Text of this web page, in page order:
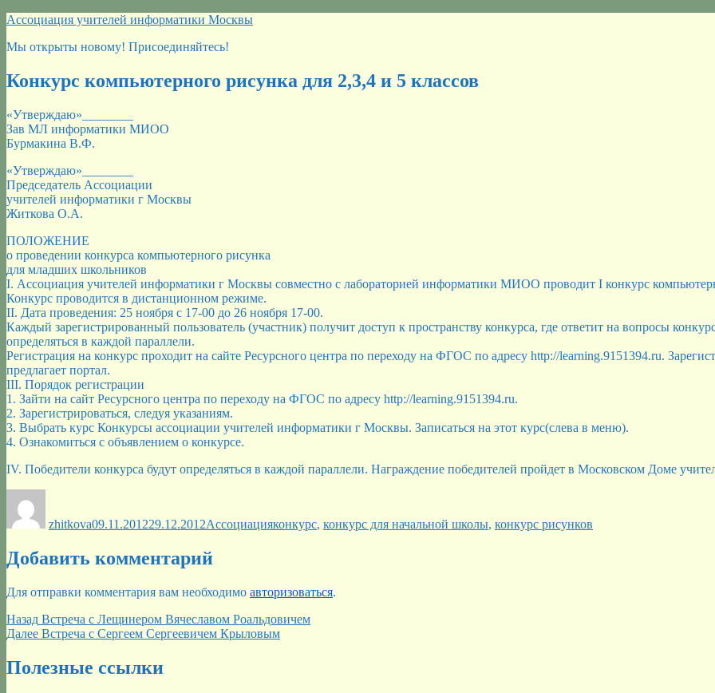
Перейти
содержимому
Ассоциация учителей информатики Москвы
Мы открыты новому! Присоединяйтесь!
Конкурс компьютерного рисунка для 2,3,4 и 5 классов
«Утверждаю»________
Зав МЛ информатики МИОО
Бурмакина В.Ф.
«Утверждаю»________
Председатель Ассоциации
учителей информатики г Москвы
Житкова О.А.
ПОЛОЖЕНИЕ
о проведении конкурса компьютерного рисунка
для младших школьников
I. Ассоциация учителей информатики г Москвы совместно с лабораторией информатики МИОО проводит I конкурс
Конкурс проводится в дистанционном режиме.
II. Дата проведения: 25 ноября с 17-00 до 26 ноября 17-00.
Каждый зарегистрированный пользователь (участник) получит доступ к пространству конкурса, где ответит на вопросы
определяться в каждой параллели.
Регистрация на конкурс проходит на сайте Ресурсного центра по переходу на ФГОС по адресу http://learning.9151394.ru.
предлагает портал.
III. Порядок регистрации
1. Зайти на сайт Ресурсного центра по переходу на ФГОС по адресу http://learning.9151394.ru.
2. Зарегистрироваться, следуя указаниям.
3. Выбрать курс Конкурсы ассоциации учителей информатики г Москвы. Записаться на этот курс(слева в меню).
4. Ознакомиться с объявлением о конкурсе.
IV. Победители конкурса будут определяться в каждой параллели. Награждение победителей пройдет в Московском Доме
zhitkova09.11.201229.12.2012Ассоциацияконкурс, конкурс для начальной школы, конкурс рисунков
Добавить комментарий
Для отправки комментария вам необходимо авторизоваться.
Навигация
по
записям
Назад Предыдущая
запись:
Встреча с Лещинером Вячеславом Роальдовичем
Далее Следующая
Встреча с Сергеем Сергеевичем Крыловым
Полезные ссылки